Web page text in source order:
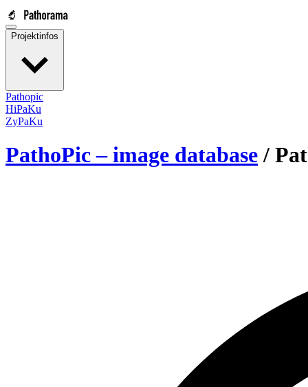
Projektinfos
Pathopic
HiPaKu
ZyPaKu
PathoPic – image database /